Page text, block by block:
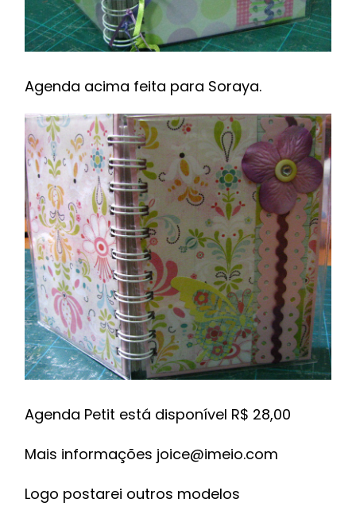
Agenda acima feita para Soraya.
Agenda Petit está disponível R$ 28,00
Mais informações joice@imeio.com
Logo postarei outros modelos